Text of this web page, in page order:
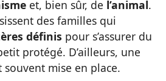
et, bien sûr, de l’animal.
des familles qui
définis pour s’assurer du
protégé. D’ailleurs, une
souvent mise en place.